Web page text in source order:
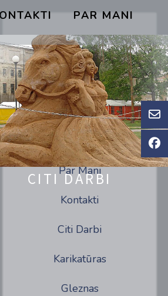
PAR MANI
CITI DARBI
Par Mani
Kontakti
Citi Darbi
Karikatūras
Gleznas